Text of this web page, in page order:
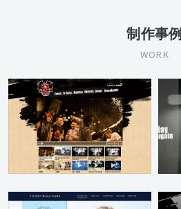
制作事例
WORK